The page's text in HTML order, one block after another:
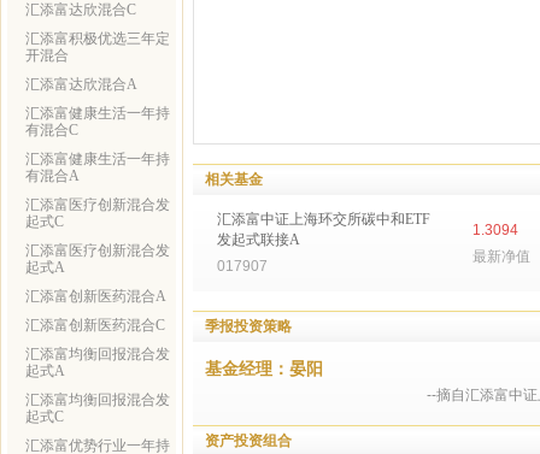
汇添富达欣混合C
汇添富积极优选三年定
开混合
汇添富达欣混合A
汇添富健康生活一年持
有混合C
汇添富健康生活一年持
有混合A
汇添富医疗创新混合发
起式C
汇添富医疗创新混合发
起式A
汇添富创新医药混合A
汇添富创新医药混合C
汇添富均衡回报混合发
起式A
汇添富均衡回报混合发
起式C
汇添富优势行业一年持
相关基金
汇添富中证上海环交所碳中和ETF
发起式联接A
017907
1.3094
最新净值
季报投资策略
基金经理：晏阳
--摘自汇添富中
资产投资组合